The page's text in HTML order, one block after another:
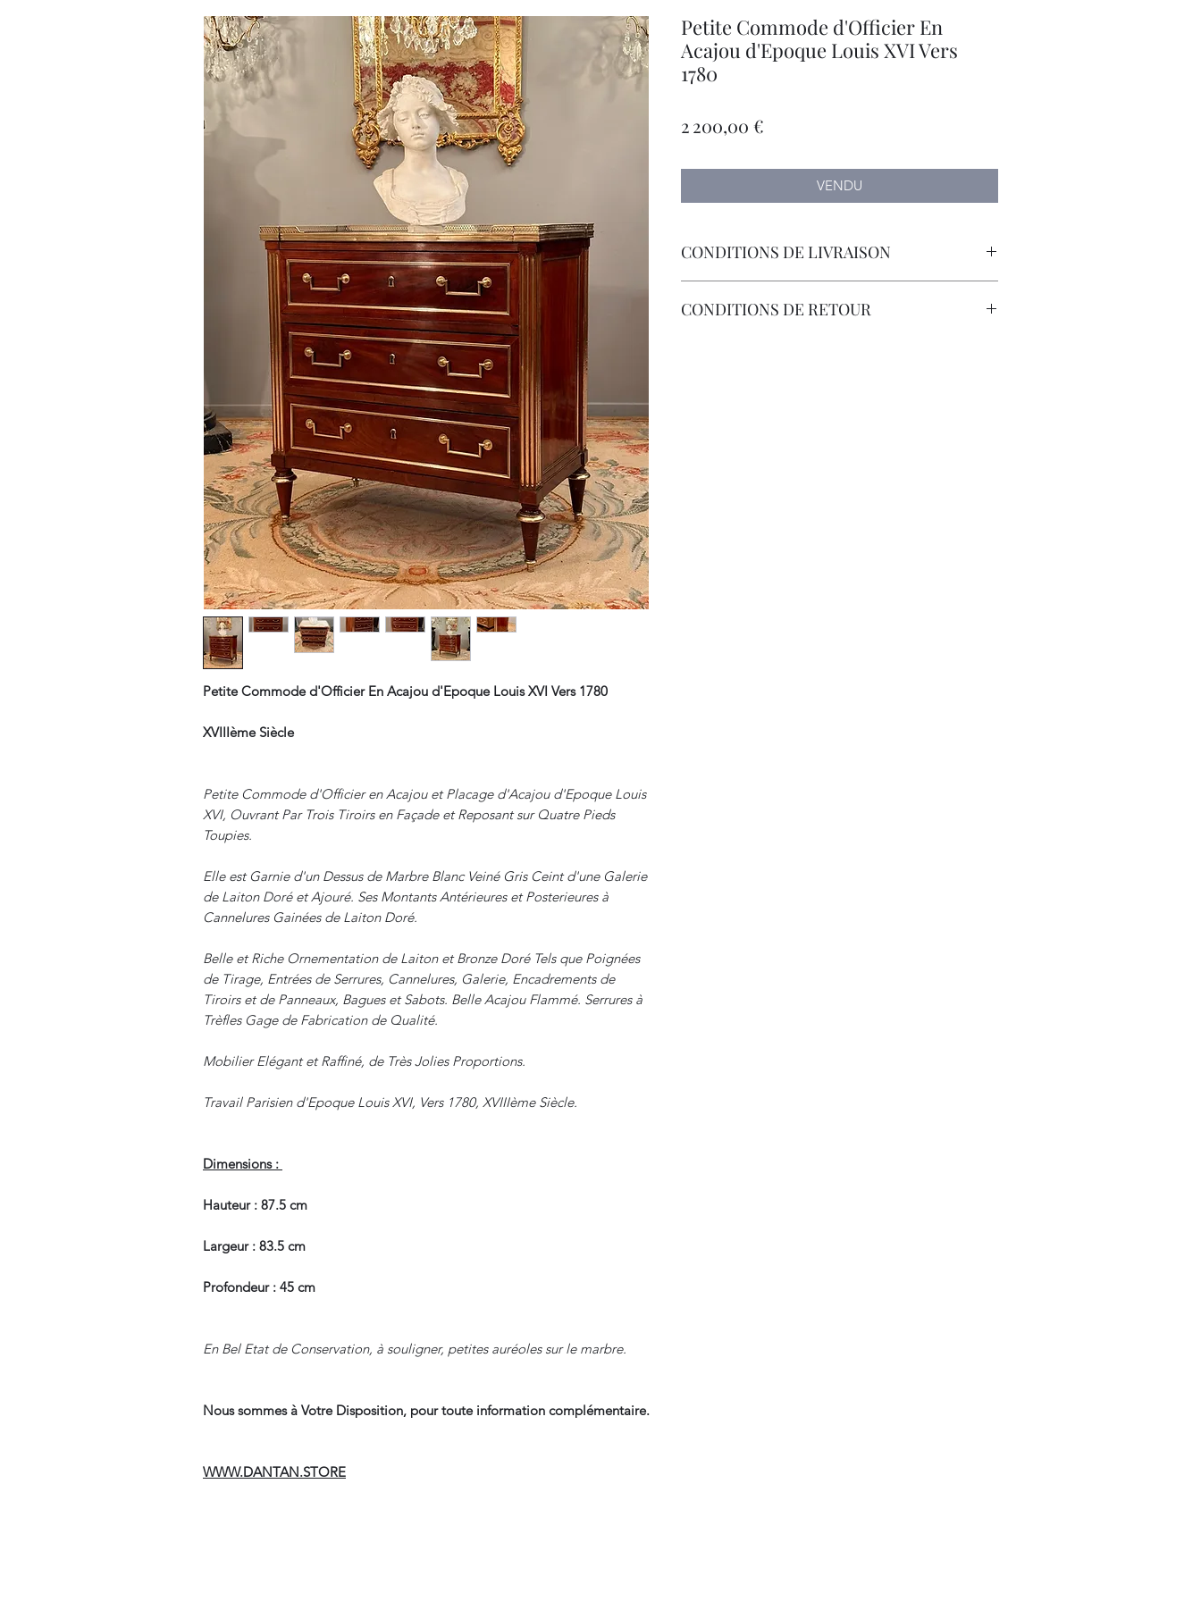
Petite Commode d'Officier En Acajou d'Epoque Louis XVI Vers 1780
XVIIIème Siècle
Petite Commode d'Officier en Acajou et Placage d'Acajou d'Epoque Louis
XVI, Ouvrant Par Trois Tiroirs en Façade et Reposant sur Quatre Pieds
Toupies.
Elle est Garnie d'un Dessus de Marbre Blanc Veiné Gris Ceint d'une Galerie
de Laiton Doré et Ajouré. Ses Montants Antérieures et Posterieures à
Cannelures Gainées de Laiton Doré.
Belle et Riche Ornementation de Laiton et Bronze Doré Tels que Poignées
de Tirage, Entrées de Serrures, Cannelures, Galerie, Encadrements de
Tiroirs et de Panneaux, Bagues et Sabots. Belle Acajou Flammé. Serrures à
Trèfles Gage de Fabrication de Qualité.
Mobilier Elégant et Raffiné, de Très Jolies Proportions.
Travail Parisien d'Epoque Louis XVI, Vers 1780, XVIIIème Siècle.
Dimensions :
Hauteur : 87.5 cm
Largeur : 83.5 cm
Profondeur : 45 cm
En Bel Etat de Conservation, à souligner, petites auréoles sur le marbre.
Nous sommes à Votre Disposition, pour toute information complémentaire.
WWW.DANTAN.STORE
Petite Commode d'Officier En
Acajou d'Epoque Louis XVI Vers
1780
2 200,00 €
VENDU
CONDITIONS DE LIVRAISON
CONDITIONS DE RETOUR